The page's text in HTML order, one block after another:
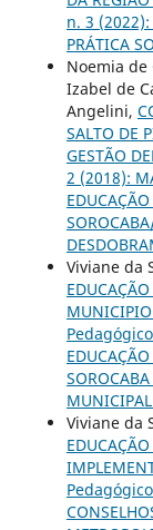
n. 3 (2022):
PRÁTICA
Noemia de
Izabel de
Angelini,
SALTO DE
GESTÃO
2 (2018):
Viviane da
MUNICIPIO
Viviane da